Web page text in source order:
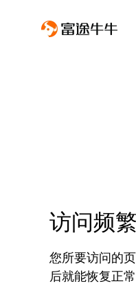
访问频
您所要访问的
后就能恢复正常